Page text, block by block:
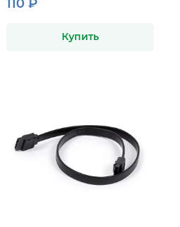
110 ₽
Купить